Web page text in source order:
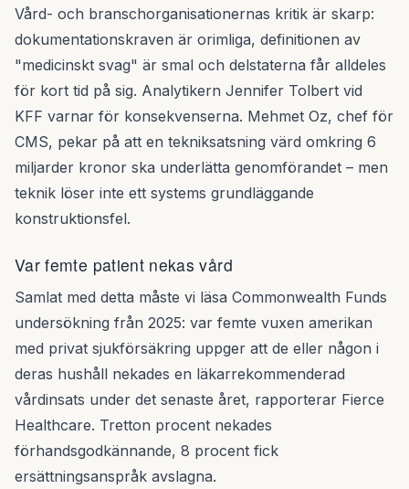
Vård- och branschorganisationernas kritik är skarp:
dokumentationskraven är orimliga, definitionen av
"medicinskt svag" är smal och delstaterna får alldeles
för kort tid på sig. Analytikern Jennifer Tolbert vid
KFF varnar för konsekvenserna. Mehmet Oz, chef för
CMS, pekar på att en tekniksatsning värd omkring 6
miljarder kronor ska underlätta genomförandet – men
teknik löser inte ett systems grundläggande
konstruktionsfel.
Var femte patient nekas vård
Samlat med detta måste vi läsa Commonwealth Funds
undersökning från 2025: var femte vuxen amerikan
med privat sjukförsäkring uppger att de eller någon i
deras hushåll nekades en läkarrekommenderad
vårdinsats under det senaste året, rapporterar Fierce
Healthcare. Tretton procent nekades
förhandsgodkännande, 8 procent fick
ersättningsanspråk avslagna.